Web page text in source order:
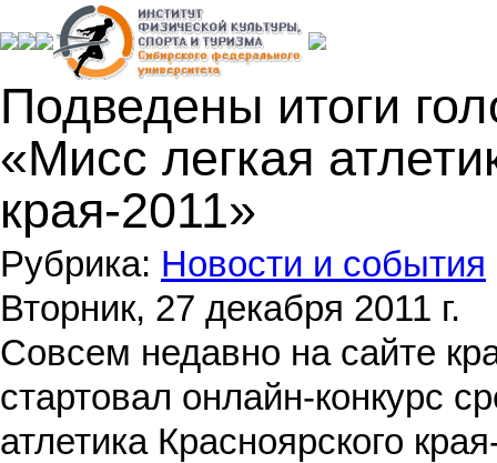
Подведены итоги
«Мисс легкая
края-2011»
Рубрика: Новости и события
Вторник, 27 декабря 2011 г.
Совсем недавно на сайте
стартовал онлайн-конкурс
атлетика Красноярского